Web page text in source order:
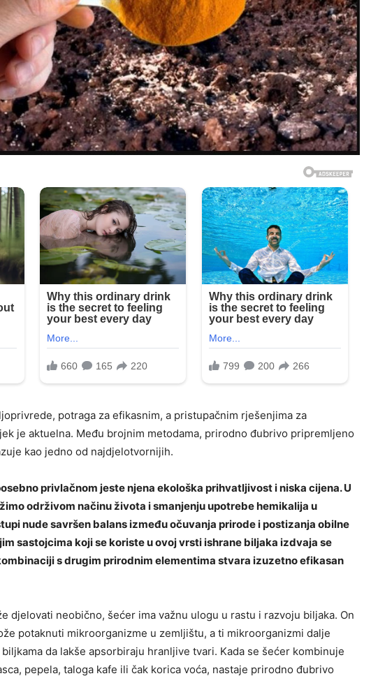
potraga za efikasnim, a pristupačnim rješenjima za
je aktuelna. Među brojnim metodama, prirodno đubrivo pripremljeno
kao jedno od najdjelotvornijih.
privlačnom jeste njena ekološka prihvatljivost i niska cijena. U
održivom načinu života i smanjenju upotrebe hemikalija u
nude savršen balans između očuvanja prirode i postizanja obilne
sastojcima koji se koriste u ovoj vrsti ishrane biljaka izdvaja se
s drugim prirodnim elementima stvara izuzetno efikasan
djelovati neobično, šećer ima važnu ulogu u rastu i razvoju biljaka. On
potaknuti mikroorganizme u zemljištu, a ti mikroorganizmi dalje
da lakše apsorbiraju hranljive tvari. Kada se šećer kombinuje
pepela, taloga kafe ili čak korica voća, nastaje prirodno đubrivo